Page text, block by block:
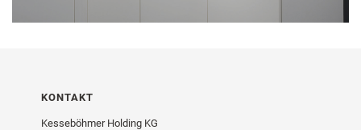
KONTAKT
Kesseböhmer Holding KG